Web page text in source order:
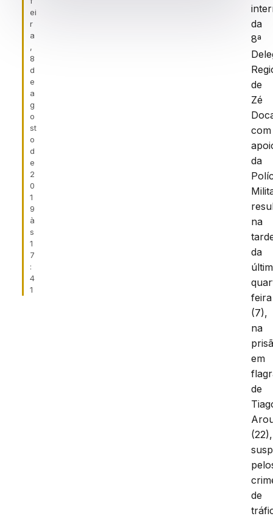
ei
r
a
,
8
d
e
a
g
o
st
o
d
e
2
0
1
9
à
s
1
7
:
4
1
da
8ª
de
Zé
com
da
na
da
feira
(7),
na
em
de
(22),
de